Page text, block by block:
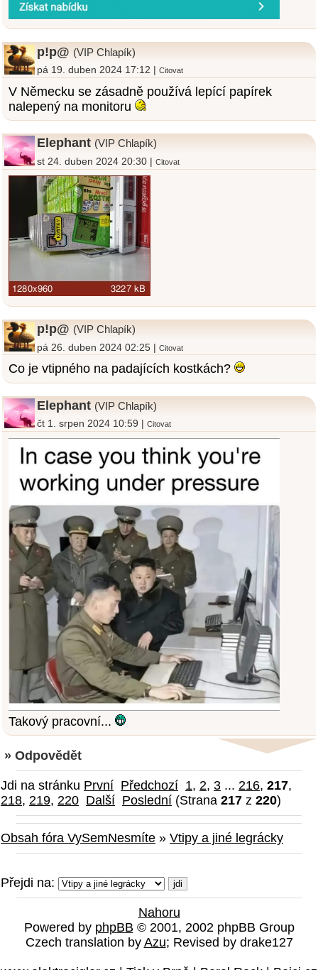
p!p@ (VIP Chlapík)
pá 19. duben 2024 17:12 |Citovat
V Německu se zásadně používá lepící papírek
nalepený na monitoru
Elephant (VIP Chlapík)
st 24. duben 2024 20:30 |Citovat
p!p@ (VIP Chlapík)
pá 26. duben 2024 02:25 |Citovat
Co je vtipného na padajících kostkách?
Elephant (VIP Chlapík)
čt 1. srpen 2024 10:59 |Citovat
Takový pracovní...
» Odpovědět
Jdi na stránku První Předchozí 1, 2, 3 ... 216, 217,
218, 219, 220 Další Poslední (Strana 217 z 220)
Obsah fóra VySemNesmíte » Vtipy a jiné legrácky
Přejdi na:
Nahoru
Powered by phpBB © 2001, 2002 phpBB Group
Czech translation by Azu; Revised by drake127